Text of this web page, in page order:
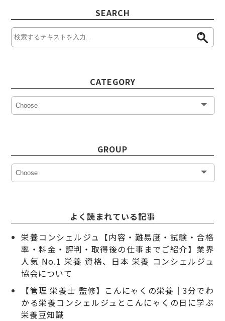
SEARCH
CATEGORY
GROUP
よく読まれている記事
栄養コンシェルジュ【内容・難易度・試験・合格
率・料金・評判・取得後の仕事までご紹介】業界
人気 No.1 栄養 資格、日本 栄養 コンシェルジュ
協会について
【管理 栄養士 監修】こんにゃくの栄養｜3分でわ
かる栄養コンシェルジュとこんにゃくの日に学ぶ
栄養豆知識